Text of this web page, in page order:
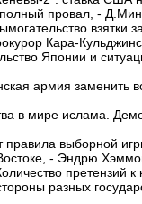
провал, -
взятки
Кара-
Японии и
армия заменить
в мире ислама.
правила выборной
- Эндрю
претензий к
разных